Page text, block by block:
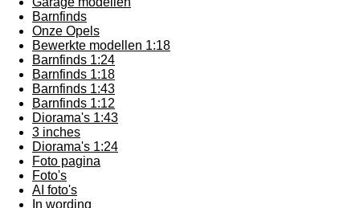
Barnfinds
Onze Opels
Bewerkte modellen 1:18
Barnfinds 1:24
Barnfinds 1:18
Barnfinds 1:43
Barnfinds 1:12
Diorama's 1:43
3 inches
Diorama's 1:24
Foto pagina
Foto's
AI foto's
In wording